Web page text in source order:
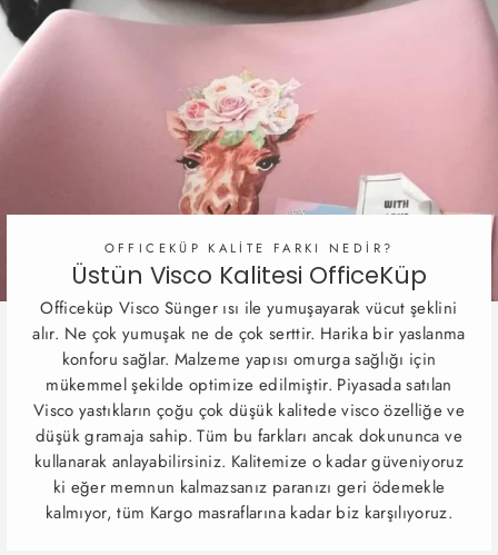
OFFICEKÜP KALİTE FARKI NEDİR?
Üstün Visco Kalitesi OfficeKüp
Officeküp Visco Sünger ısı ile yumuşayarak vücut şeklini
alır. Ne çok yumuşak ne de çok serttir. Harika bir yaslanma
konforu sağlar. Malzeme yapısı omurga sağlığı için
mükemmel şekilde optimize edilmiştir. Piyasada satılan
Visco yastıkların çoğu çok düşük kalitede visco özelliğe ve
düşük gramaja sahip. Tüm bu farkları ancak dokununca ve
kullanarak anlayabilirsiniz. Kalitemize o kadar güveniyoruz
ki eğer memnun kalmazsanız paranızı geri ödemekle
kalmıyor, tüm Kargo masraflarına kadar biz karşılıyoruz.